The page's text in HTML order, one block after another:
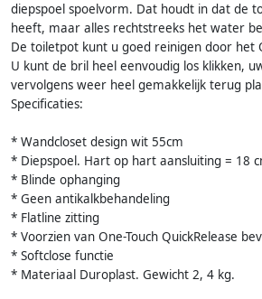
diepspoel spoelvorm. Dat houdt in dat de
heeft, maar alles rechtstreeks het water
De toiletpot kunt u goed reinigen door het
U kunt de bril heel eenvoudig los klikken,
vervolgens weer heel gemakkelijk terug
Specificaties:
* Wandcloset design wit 55cm
* Diepspoel. Hart op hart aansluiting = 18
* Blinde ophanging
* Geen antikalkbehandeling
* Flatline zitting
* Voorzien van One-Touch QuickRelease
* Softclose functie
* Materiaal Duroplast. Gewicht 2, 4 kg.